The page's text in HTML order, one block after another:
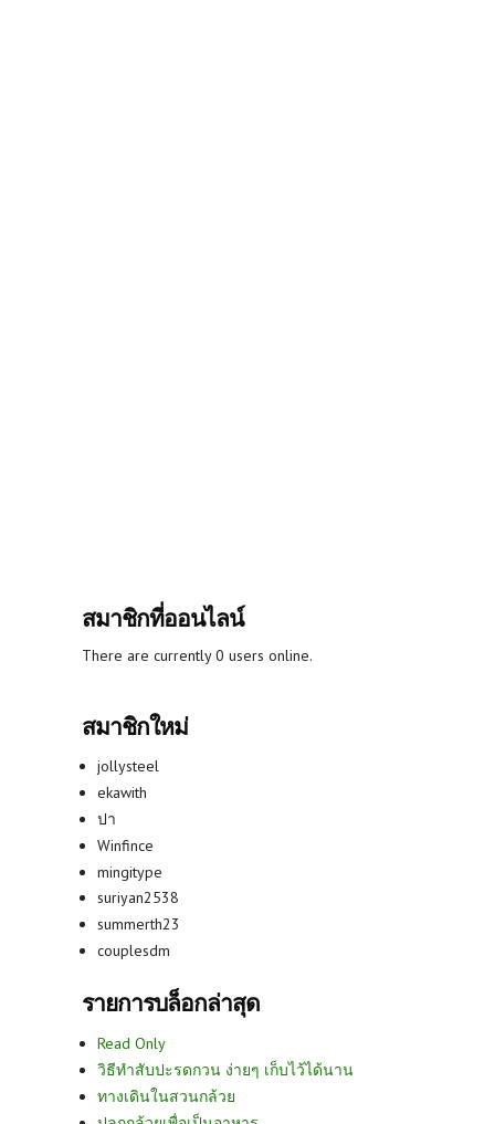
สมาชิกที่ออนไลน์
There are currently 0 users online.
สมาชิกใหม่
jollysteel
ekawith
ปา
Winfince
mingitype
suriyan2538
summerth23
couplesdm
รายการบล็อกล่าสุด
Read Only
วิธีทำสับปะรดกวน ง่ายๆ เก็บไว้ได้นาน
ทางเดินในสวนกล้วย